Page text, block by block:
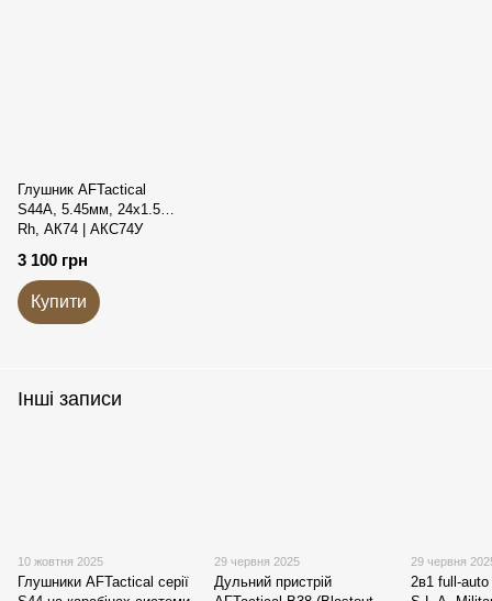
Глушник AFTactical
S44A, 5.45мм, 24x1.5
Rh, АК74 | АКС74У
3 100 грн
Купити
Інші записи
10 жовтня 2025
Глушники AFTactical серії
29 червня 2025
Дульний пристрій
29 червня
2в1 full-